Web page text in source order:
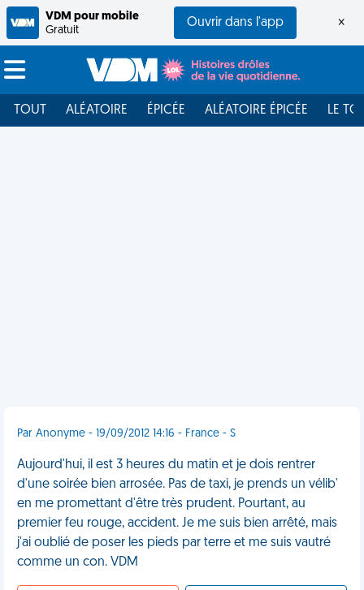
VDM pour mobile
Gratuit
Ouvrir dans l'app ×
TOUT ALÉATOIRE ÉPICÉE ALÉATOIRE ÉPICÉE LE
Par Anonyme - 19/09/2012 14:16 - France - S
Aujourd'hui, il est 3 heures du matin et je dois rentrer
d'une soirée bien arrosée. Pas de taxi, je prends un vélib'
en me promettant d'être très prudent. Pourtant, au
premier feu rouge, accident. Je me suis bien arrêté, mais
j'ai oublié de poser les pieds par terre et me suis vautré
comme un con. VDM